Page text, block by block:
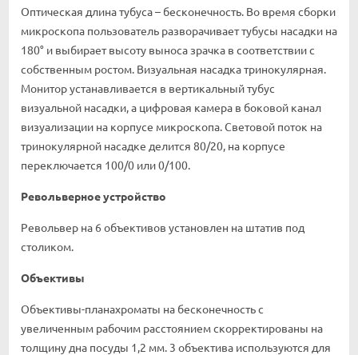
Оптическая длина тубуса – бесконечность. Во время сборки
микроскопа пользователь разворачивает тубусы насадки на
180° и выбирает высоту выноса зрачка в соответствии с
собственным ростом. Визуальная насадка тринокулярная.
Монитор устанавливается в вертикальный тубус
визуальной насадки, а цифровая камера в боковой канал
визуализации на корпусе микроскопа. Световой поток на
тринокулярной насадке делится 80/20, на корпусе
переключается 100/0 или 0/100.
Револьверное устройство
Револьвер на 6 объективов установлен на штатив под
столиком.
Объективы
Объективы-планахроматы на бесконечность с
увеличенным рабочим расстоянием скорректированы на
толщину дна посуды 1,2 мм. 3 объектива используются для